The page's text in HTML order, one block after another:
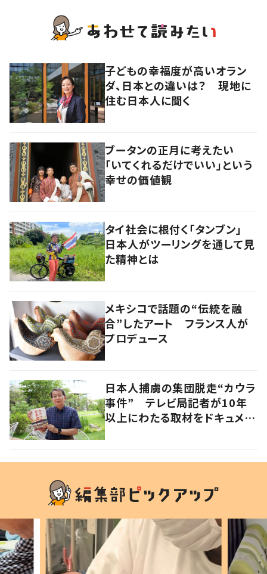
子どもの幸福度が高いオラン
ダ、日本との違いは？ 現地に
住む日本人に聞く
ブータンの正月に考えたい
「いてくれるだけでいい」という
幸せの価値観
タイ社会に根付く「タンブン」
日本人がツーリングを通して見
た精神とは
メキシコで話題の“伝統を融
合”したアート フランス人が
プロデュース
日本人捕虜の集団脱走“カウラ
事件” テレビ局記者が10年
以上にわたる取材をドキュメン